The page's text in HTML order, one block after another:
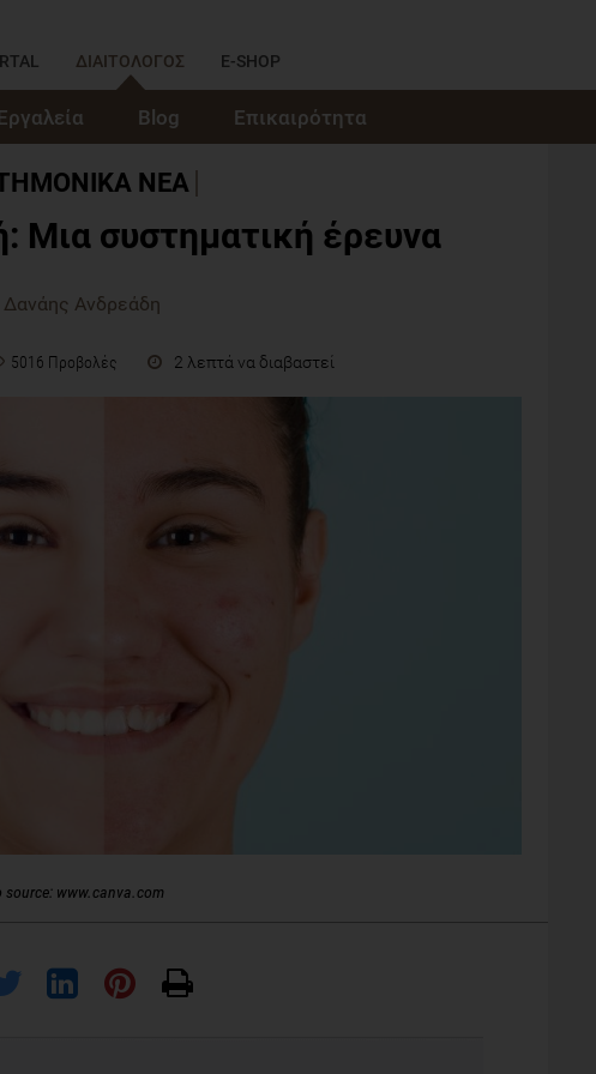
ΔΙΑΙΤΟΛΟΓΟΣ E-SHOP
Blog Επικαιρότητα
ΝΕΑ
Μια συστηματική έρευνα
Δανάης Ανδρεάδη
5016 Προβολές 2 λεπτά να διαβαστεί
source: www.canva.com